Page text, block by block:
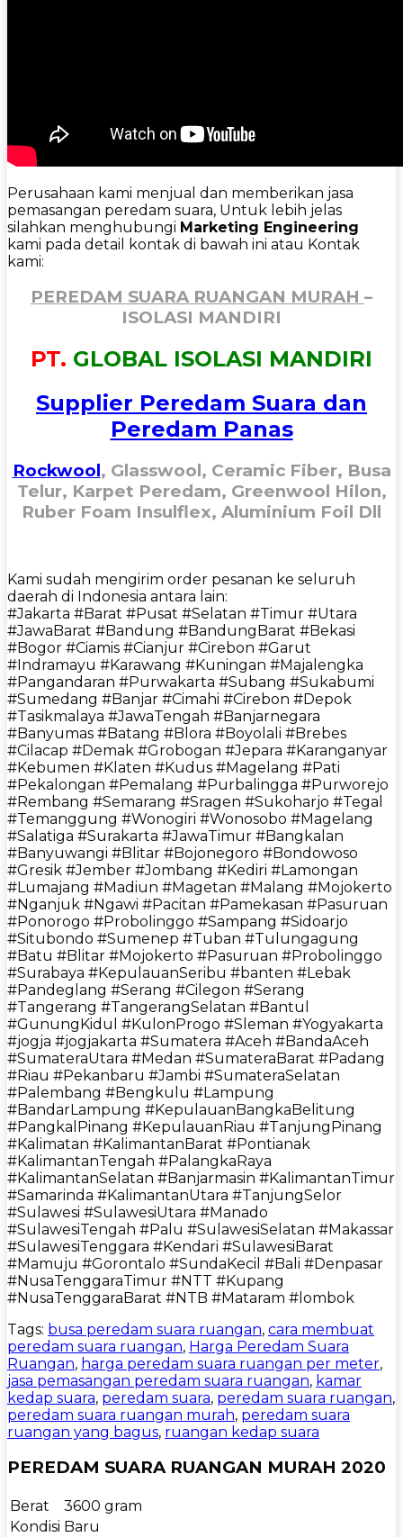
Perusahaan kami menjual dan memberikan jasa
pemasangan peredam suara, Untuk lebih jelas
silahkan menghubungi Marketing Engineering
kami pada detail kontak di bawah ini atau Kontak
kami:
PEREDAM SUARA RUANGAN MURAH –
ISOLASI MANDIRI
PT. GLOBAL ISOLASI MANDIRI
Supplier Peredam Suara dan
Peredam Panas
Rockwool, Glasswool, Ceramic Fiber, Busa
Telur, Karpet Peredam, Greenwool Hilon,
Ruber Foam Insulflex, Aluminium Foil Dll
Kami sudah mengirim order pesanan ke seluruh
daerah di Indonesia antara lain:
#Jakarta #Barat #Pusat #Selatan #Timur #Utara
#JawaBarat #Bandung #BandungBarat #Bekasi
#Bogor #Ciamis #Cianjur #Cirebon #Garut
#Indramayu #Karawang #Kuningan #Majalengka
#Pangandaran #Purwakarta #Subang #Sukabumi
#Sumedang #Banjar #Cimahi #Cirebon #Depok
#Tasikmalaya #JawaTengah #Banjarnegara
#Banyumas #Batang #Blora #Boyolali #Brebes
#Cilacap #Demak #Grobogan #Jepara #Karanganyar
#Kebumen #Klaten #Kudus #Magelang #Pati
#Pekalongan #Pemalang #Purbalingga #Purworejo
#Rembang #Semarang #Sragen #Sukoharjo #Tegal
#Temanggung #Wonogiri #Wonosobo #Magelang
#Salatiga #Surakarta #JawaTimur #Bangkalan
#Banyuwangi #Blitar #Bojonegoro #Bondowoso
#Gresik #Jember #Jombang #Kediri #Lamongan
#Lumajang #Madiun #Magetan #Malang #Mojokerto
#Nganjuk #Ngawi #Pacitan #Pamekasan #Pasuruan
#Ponorogo #Probolinggo #Sampang #Sidoarjo
#Situbondo #Sumenep #Tuban #Tulungagung
#Batu #Blitar #Mojokerto #Pasuruan #Probolinggo
#Surabaya #KepulauanSeribu #banten #Lebak
#Pandeglang #Serang #Cilegon #Serang
#Tangerang #TangerangSelatan #Bantul
#GunungKidul #KulonProgo #Sleman #Yogyakarta
#jogja #jogjakarta #Sumatera #Aceh #BandaAceh
#SumateraUtara #Medan #SumateraBarat #Padang
#Riau #Pekanbaru #Jambi #SumateraSelatan
#Palembang #Bengkulu #Lampung
#BandarLampung #KepulauanBangkaBelitung
#PangkalPinang #KepulauanRiau #TanjungPinang
#Kalimatan #KalimantanBarat #Pontianak
#KalimantanTengah #PalangkaRaya
#KalimantanSelatan #Banjarmasin #KalimantanTimur
#Samarinda #KalimantanUtara #TanjungSelor
#Sulawesi #SulawesiUtara #Manado
#SulawesiTengah #Palu #SulawesiSelatan #Makassar
#SulawesiTenggara #Kendari #SulawesiBarat
#Mamuju #Gorontalo #SundaKecil #Bali #Denpasar
#NusaTenggaraTimur #NTT #Kupang
#NusaTenggaraBarat #NTB #Mataram #lombok
Tags: busa peredam suara ruangan, cara membuat
peredam suara ruangan, Harga Peredam Suara
Ruangan, harga peredam suara ruangan per meter,
jasa pemasangan peredam suara ruangan, kamar
kedap suara, peredam suara, peredam suara ruangan,
peredam suara ruangan murah, peredam suara
ruangan yang bagus, ruangan kedap suara
PEREDAM SUARA RUANGAN MURAH 2020
Berat
3600 gram
Kondisi Baru